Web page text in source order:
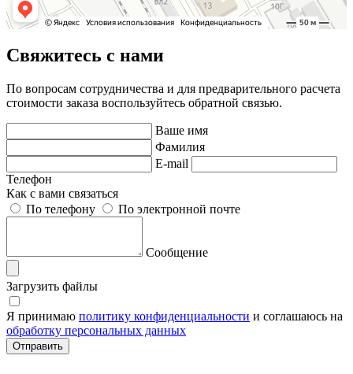
Свяжитесь с нами
По вопросам сотрудничества и для предварительного расчета
стоимости заказа воспользуйтесь обратной связью.
Ваше имя
Фамилия
E-mail
Телефон
Как с вами связаться
По телефону
По электронной почте
Сообщение
Загрузить файлы
Я принимаю политику конфиденциальности и соглашаюсь на
обработку персональных данных